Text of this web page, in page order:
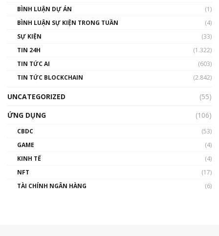
BÌNH LUẬN DỰ ÁN
(1)
BÌNH LUẬN SỰ KIỆN TRONG TUẦN
(4)
SỰ KIỆN
(33)
TIN 24H
(1.322)
TIN TỨC AI
(603)
TIN TỨC BLOCKCHAIN
(2.842)
UNCATEGORIZED
(55)
ỨNG DỤNG
(106)
CBDC
(53)
GAME
(4)
KINH TẾ
(4)
NFT
(17)
TÀI CHÍNH NGÂN HÀNG
(6)